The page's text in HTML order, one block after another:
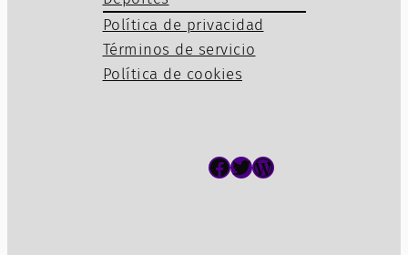
Política de privacidad
Términos de servicio
Política de cookies
Facebook Twitter WordPress